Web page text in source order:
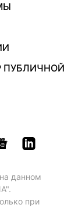
ПУБЛИЧНОЙ
данном
при